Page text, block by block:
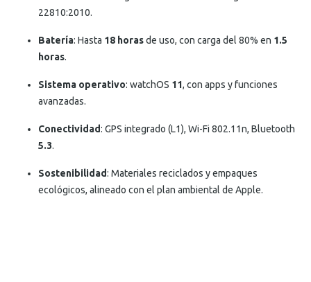
22810:2010.
Batería: Hasta 18 horasde uso, con carga del 80% en 1.5
horas.
Sistema operativo: watchOS 11, con apps y funciones
avanzadas.
Conectividad: GPS integrado (L1), Wi-Fi 802.11n, Bluetooth
5.3.
Sostenibilidad: Materiales reciclados y empaques
ecológicos, alineado con el plan ambiental de Apple.